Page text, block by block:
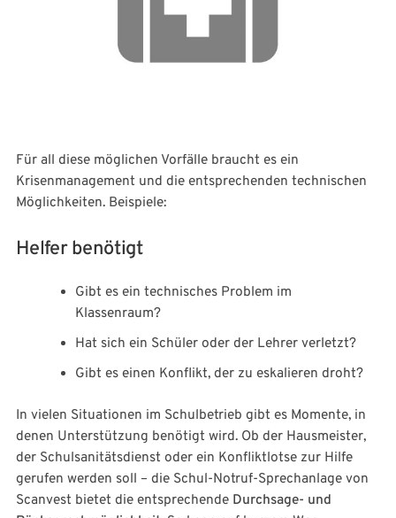
Für all diese möglichen Vorfälle braucht es ein
Krisenmanagement und die entsprechenden technischen
Möglichkeiten. Beispiele:
Helfer benötigt
Gibt es ein technisches Problem im
Klassenraum?
Hat sich ein Schüler oder der Lehrer verletzt?
Gibt es einen Konflikt, der zu eskalieren droht?
In vielen Situationen im Schulbetrieb gibt es Momente, in
denen Unterstützung benötigt wird. Ob der Hausmeister,
der Schulsanitätsdienst oder ein Konfliktlotse zur Hilfe
gerufen werden soll – die Schul-Notruf-Sprechanlage von
Scanvest bietet die entsprechende Durchsage- und